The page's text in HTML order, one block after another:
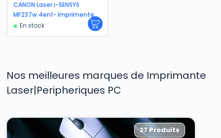
CANON Laser i-SENSYS
MF237w 4en1- Imprimente
En stock
Nos meilleures marques de Imprimante
Laser|Peripheriques PC
27 Produits